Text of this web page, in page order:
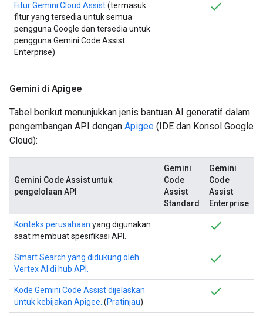
Fitur Gemini Cloud Assist(termasuk
fitur yang tersedia untuk semua
pengguna Google dan tersedia untuk
pengguna Gemini Code Assist
Enterprise)
Gemini di Apigee
Tabel berikut menunjukkan jenis bantuan AI generatif dalam
pengembangan API dengan Apigee (IDE dan Konsol Google
Cloud):
Gemini Code Assist untuk
pengelolaan API
Gemini
Code
Assist
Standard
Gemini
Code
Assist
Enterprise
Konteks perusahaan yang digunakan
saat membuat spesifikasi API.
Smart Search yang didukung oleh
Vertex AI di hub API.
Kode Gemini Code Assist dijelaskan
untuk kebijakan Apigee. (Pratinjau)